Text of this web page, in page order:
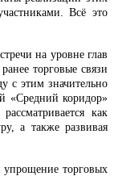
Всё это
на уровне глав
торговые связи
с этим значительно
«Средний коридор»
как
а также развивая
упрощение торговых